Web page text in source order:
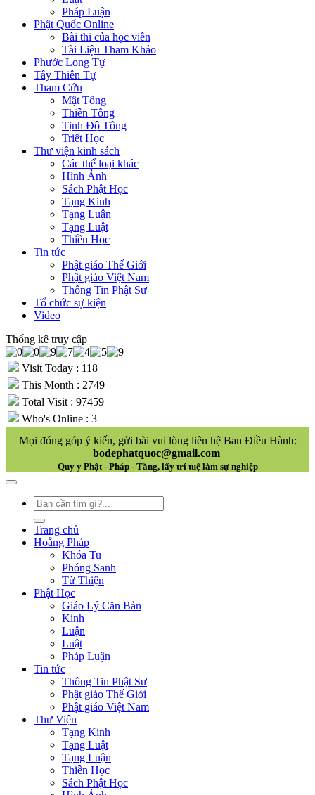
Pháp Luận
Phật Quốc Online
Bài thi của học viên
Tài Liệu Tham Khảo
Phước Long Tự
Tây Thiên Tự
Tham Cứu
Mật Tông
Thiền Tông
Tịnh Độ Tông
Triết Học
Thư viện kinh sách
Các thể loại khác
Hình Ảnh
Sách Phật Học
Tạng Kinh
Tạng Luận
Tạng Luật
Thiền Học
Tin tức
Phật giáo Thế Giới
Phật giáo Việt Nam
Thông Tin Phật Sư
Tổ chức sự kiện
Video
Thống kê truy cập
Visit Today : 118
This Month : 2749
Total Visit : 97459
Who's Online : 3
Mọi đóng góp ý kiến, gửi bài vui lòng liên hệ Ban Điều Hành:
bodephatquoc@gmail.com
Quy y Phật - Pháp - Tăng, lấy trí tuệ làm sự nghiệp
Trang chủ
Hoằng Pháp
Khóa Tu
Phóng Sanh
Từ Thiện
Phật Học
Giáo Lý Căn Bản
Kinh
Luận
Luật
Pháp Luận
Tin tức
Thông Tin Phật Sư
Phật giáo Thế Giới
Phật giáo Việt Nam
Thư Viện
Tạng Kinh
Tạng Luật
Tạng Luận
Thiền Học
Sách Phật Học